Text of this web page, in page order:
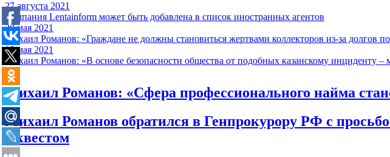
27 августа 2021
Компания Lentainform может быть добавлена в список иностранных агентов
28 мая 2021
Михаил Романов: «Граждане не должны становиться жертвами коллекторов из-за долгов
18 мая 2021
Михаил Романов: «В основе безопасности общества от подобных казанскому инциденту –
Михаил Романов: «Сфера профессионального найма
Михаил Романов обратился в Генпрокурору РФ с
с квестом